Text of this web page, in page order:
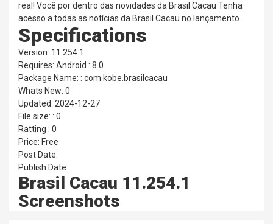
real! Você por dentro das novidades da Brasil Cacau Tenha
acesso a todas as notícias da Brasil Cacau no lançamento.
Specifications
Version: 11.254.1
Requires: Android : 8.0
Package Name: : com.kobe.brasilcacau
Whats New: 0
Updated: 2024-12-27
File size: : 0
Ratting : 0
Price: Free
Post Date:
Publish Date:
Brasil Cacau 11.254.1
Screenshots